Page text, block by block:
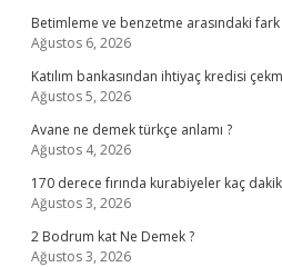
Betimleme ve benzetme arasındaki
Ağustos 6, 2026
Katılım bankasından ihtiyaç kredisi
Ağustos 5, 2026
Avane ne demek türkçe anlamı ?
Ağustos 4, 2026
170 derece fırında kurabiyeler kaç
Ağustos 3, 2026
2 Bodrum kat Ne Demek ?
Ağustos 3, 2026